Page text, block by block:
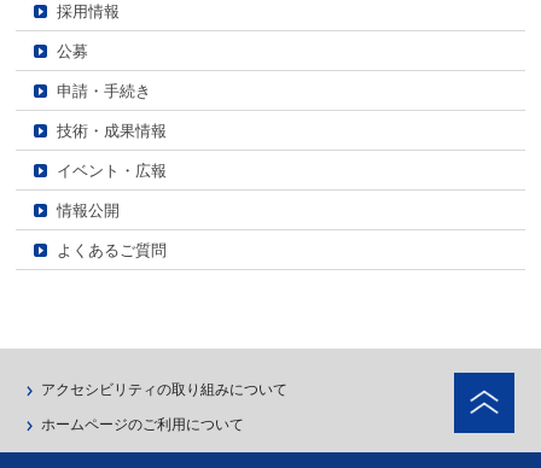
採用情報
公募
申請・手続き
技術・成果情報
イベント・広報
情報公開
よくあるご質問
アクセシビリティの取り組みについて
ホームページのご利用について